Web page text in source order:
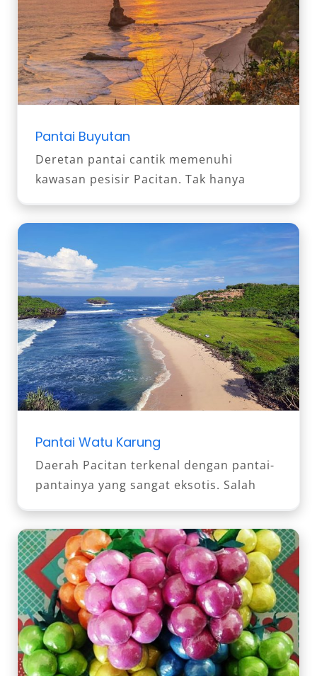
Pantai Buyutan
Deretan pantai cantik memenuhi
kawasan pesisir Pacitan. Tak hanya
Pantai Watu Karung
Daerah Pacitan terkenal dengan pantai-
pantainya yang sangat eksotis. Salah